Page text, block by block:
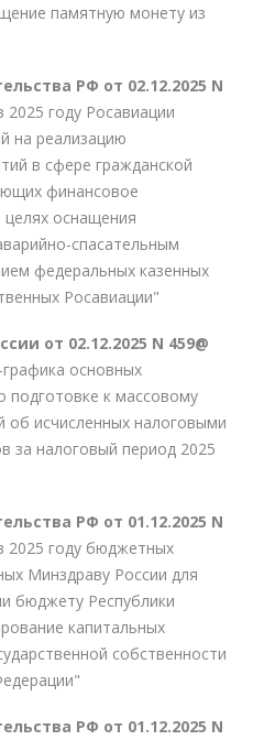
памятную монету из
РФ от 02.12.2025 N
году Росавиации
на реализацию
в сфере гражданской
финансовое
целях оснащения
спасательным
федеральных казенных
Росавиации"
от 02.12.2025 N 459@
основных
подготовке к массовому
исчисленных налоговыми
за налоговый период 2025
РФ от 01.12.2025 N
2025 году бюджетных
Минздраву России для
бюджету Республики
капитальных
собственности
РФ от 01.12.2025 N